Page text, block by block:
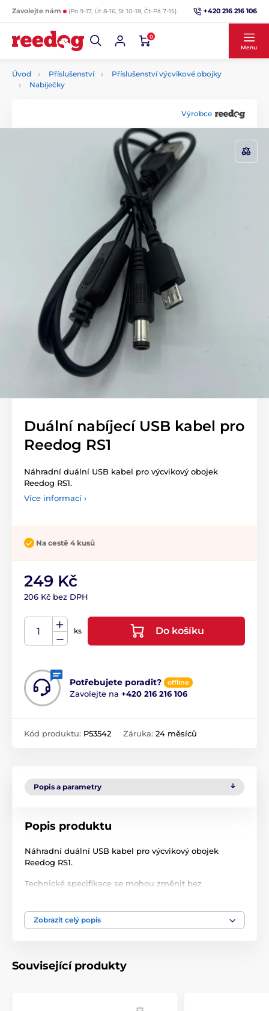
Zavolejte nám (Po 9-17, Út 8-16, St 10-18, Čt-Pá 7-15) +420 216 216 106
0
Menu
Úvod Příslušenství
Příslušenství výcvikové obojky
Nabíječky
Výrobce
Duální nabíjecí USB kabel pro
Reedog RS1
Náhradní duální USB kabel pro výcvikový obojek
Reedog RS1.
Více informací ›
Na cestě 4 kusů
249 Kč
206 Kč bez DPH
ks Do košíku
Potřebujete poradit? offline
Zavolejte na +420 216 216 106
Kód produktu: P53542 Záruka: 24 měsíců
Popis a parametry
Popis produktu
Náhradní duální USB kabel pro výcvikový obojek
Reedog RS1.
Technické specifikace se mohou změnit bez
Příslušenství výcvikové obojky
Zobrazit celý popis
Související produkty